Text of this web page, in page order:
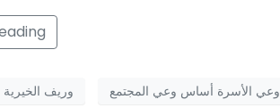
وريف الخيرية وعي الأسرة أساس وعي المجتمع